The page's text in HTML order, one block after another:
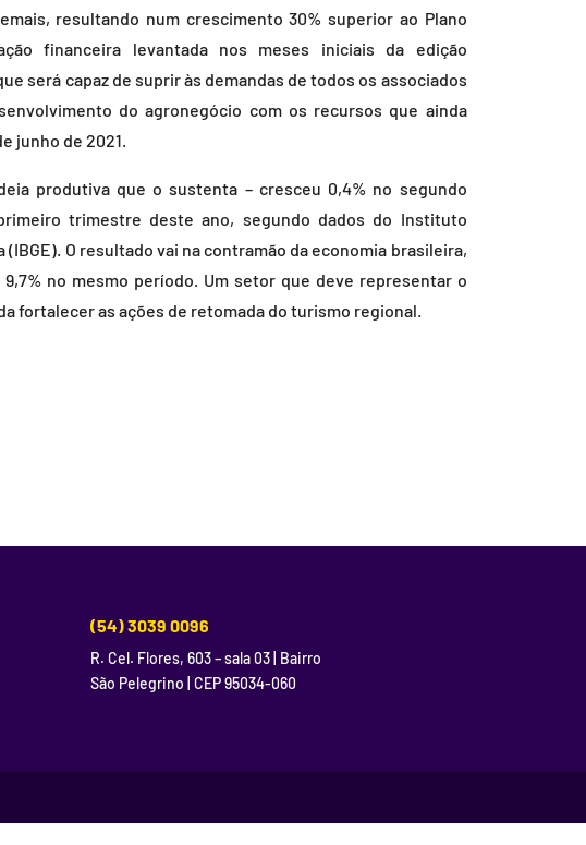
resultando num crescimento 30% superior ao Plano
financeira levantada nos meses iniciais da edição
será capaz de suprir às demandas de todos os associados
do agronegócio com os recursos que ainda
junho de 2021.
produtiva que o sustenta – cresceu 0,4% no segundo
trimestre deste ano, segundo dados do Instituto
O resultado vai na contramão da economia brasileira,
no mesmo período. Um setor que deve representar o
fortalecer as ações de retomada do turismo regional.
(54) 3039 0096
R. Cel. Flores, 603 – sala 03 | Bairro
São Pelegrino | CEP 95034-060